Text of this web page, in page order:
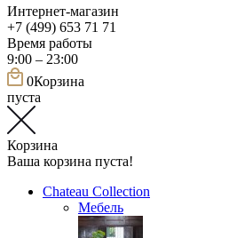
Интернет-магазин
+7 (499) 653 71 71
Время работы
9:00 – 23:00
0Корзина
пуста
Корзина
Ваша корзина пуста!
Chateau Collection
Мебель